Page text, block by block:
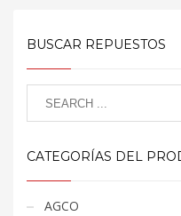
BUSCAR REPUESTOS
CATEGORÍAS DEL
AGCO